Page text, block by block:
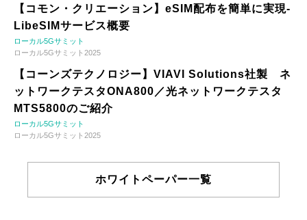
【コモン・クリエーション】eSIM配布を簡単に実現-
LibeSIMサービス概要
ローカル5Gサミット
ローカル5Gサミット2025
【コーンズテクノロジー】VIAVI Solutions社製 ネ
ットワークテスタONA800／光ネットワークテスタ
MTS5800のご紹介
ローカル5Gサミット
ローカル5Gサミット2025
ホワイトペーパー一覧